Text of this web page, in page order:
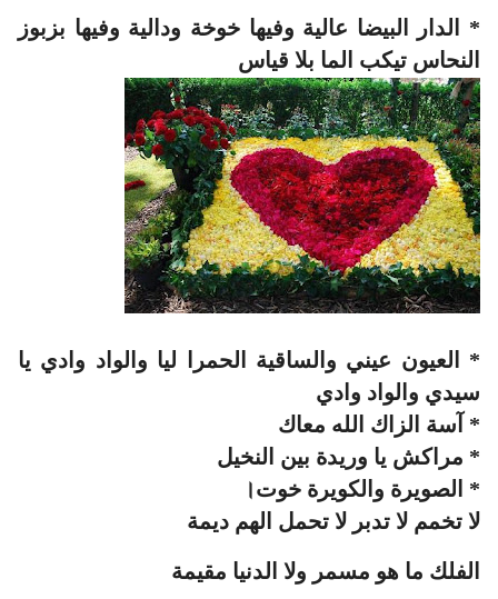
* الدار البيضا عالية وفيها خوخة ودالية وفيها بزبوز
النحاس تيكب الما بلا قياس
* العيون عيني والساقية الحمرا ليا والواد وادي يا
سيدي والواد وادي
* آسة الزاك الله معاك
* مراكش يا وريدة بين النخيل
* الصويرة والكويرة خوت।
لا تخمم لا تدبر لا تحمل الهم ديمة
الفلك ما هو مسمر ولا الدنيا مقيمة